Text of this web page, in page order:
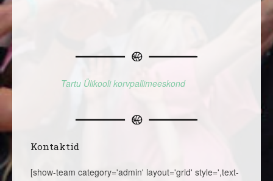
Tartu Ülikooli korvpallimeeskond
Kontaktid
[show-team category='admin' layout='grid' style=',text-